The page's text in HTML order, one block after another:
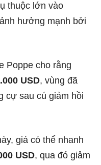
thuộc lớn vào
hưởng mạnh bởi
Poppe cho rằng
USD, vùng đã
cự sau cú giảm hồi
giá có thể nhanh
USD, qua đó giảm